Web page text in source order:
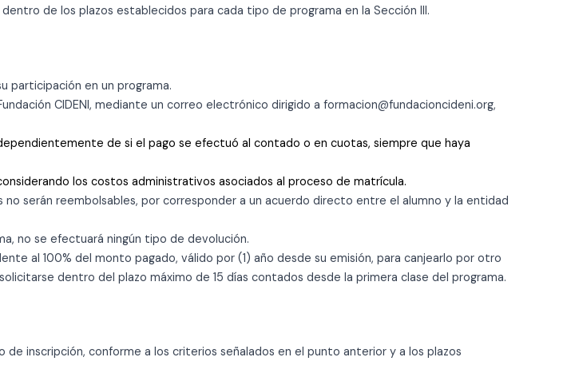
de los plazos establecidos para cada tipo de programa en la Sección III.
participación en un programa.
CIDENI, mediante un correo electrónico dirigido a formacion@fundacioncideni.org,
de si el pago se efectuó al contado o en cuotas, siempre que haya
los costos administrativos asociados al proceso de matrícula.
serán reembolsables, por corresponder a un acuerdo directo entre el alumno y la entidad
no se efectuará ningún tipo de devolución.
al 100% del monto pagado, válido por (1) año desde su emisión, para canjearlo por otro
dentro del plazo máximo de 15 días contados desde la primera clase del programa.
inscripción, conforme a los criterios señalados en el punto anterior y a los plazos